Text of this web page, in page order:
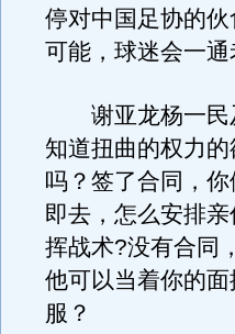
停对中国足协的
可能，球迷会一
谢亚龙杨一民
知道扭曲的权力
吗？签了合同，
即去，怎么安排
挥战术?没有合同
他可以当着你的
服？